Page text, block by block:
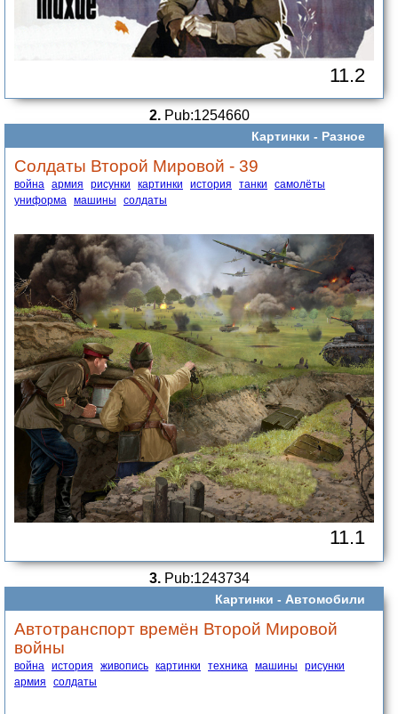
11.2
2.Pub:1254660
Картинки - Разное
Солдаты Второй Мировой - 39
война армия рисунки картинки история танки
самолёты
униформа машины солдаты
11.1
3.Pub:1243734
Картинки - Автомобили
Автотранспорт времён Второй Мировой
войны
война история живопись картинки техника машины
рисунки
армия
солдаты